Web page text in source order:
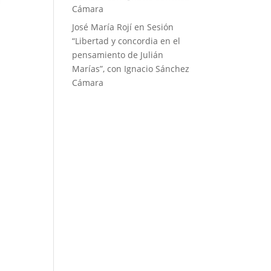
Cámara
José María Rojí enSesión
“Libertad y concordia en el
pensamiento de Julián
Marías”, con Ignacio Sánchez
Cámara